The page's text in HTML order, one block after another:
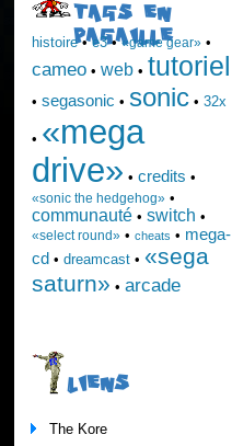
TAGS EN
PAGAILLE
histoire•e3•«game gear»•
cameo• web• tutoriel
• segasonic • sonic• 32x
• «mega
drive» • credits •
«sonic the hedgehog»•
communauté• switch •
«select round»• cheats • mega-
cd • dreamcast• «sega
saturn» • arcade
LIENS
The Kore